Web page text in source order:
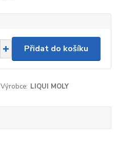
Přidat do košíku
Výrobce: LIQUI MOLY